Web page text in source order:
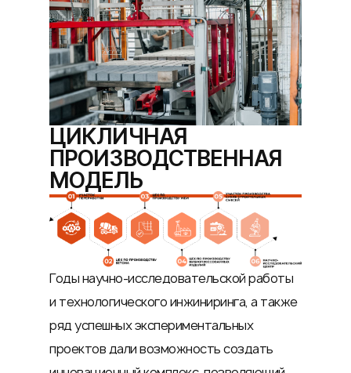
ЦИКЛИЧНАЯ
ПРОИЗВОДСТВЕННАЯ
МОДЕЛЬ
Годы научно-исследовательской работы
и технологического инжиниринга, а также
ряд успешных экспериментальных
проектов дали возможность создать